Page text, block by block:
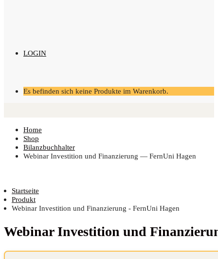
LOGIN
Es befinden sich keine Produkte im Warenkorb.
Home
Shop
Bilanzbuchhalter
Web­i­nar Inves­ti­ti­on und Finan­zie­rung — Fern­Uni Hagen
Startseite
Produkt
Webinar Investition und Finanzierung - FernUni Hagen
Web­i­nar Inves­ti­ti­on und